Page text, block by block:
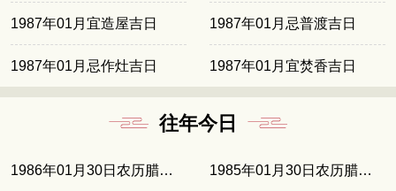
1987年01月宜造屋吉日 1987年01月忌普渡吉日
1987年01月忌作灶吉日 1987年01月宜焚香吉日
往年今日
1986年01月30日农历腊月廿一 1985年01月30日农历腊月初十